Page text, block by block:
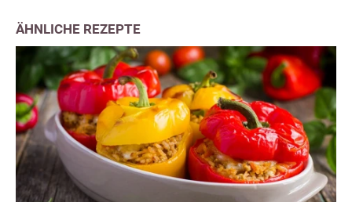
ÄHNLICHE REZEPTE